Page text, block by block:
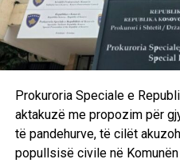
Prokuroria Speciale e
aktakuzë me propozim për
të pandehurve, të cilët
popullsisë civile në